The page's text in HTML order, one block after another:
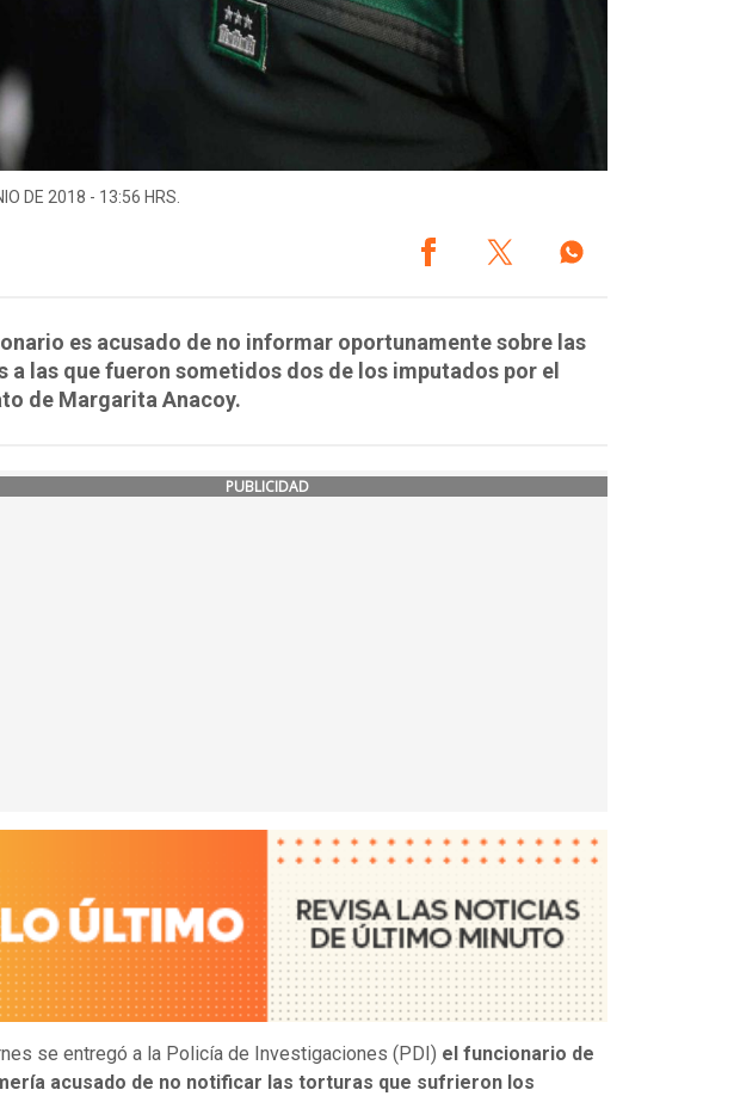
DE 2018 - 13:56 HRS.
es acusado de no informar oportunamente sobre las
a las que fueron sometidos dos de los imputados por el
de Margarita Anacoy.
PUBLICIDAD
se entregó a la Policía de Investigaciones (PDI) el funcionario de
acusado de no notificar las torturas que sufrieron los